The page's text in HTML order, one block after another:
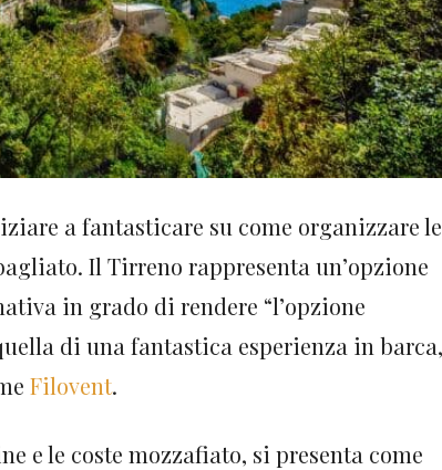
a fantasticare su come organizzare le
Il Tirreno rappresenta un’opzione
in grado di rendere “l’opzione
di una fantastica esperienza in barca,
Filovent.
e le coste mozzafiato, si presenta come